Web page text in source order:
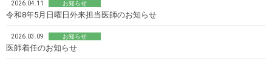
2026.04.11 お知らせ
令和8年5月日曜日外来担当医師のお知らせ
2026.03.09 お知らせ
医師着任のお知らせ